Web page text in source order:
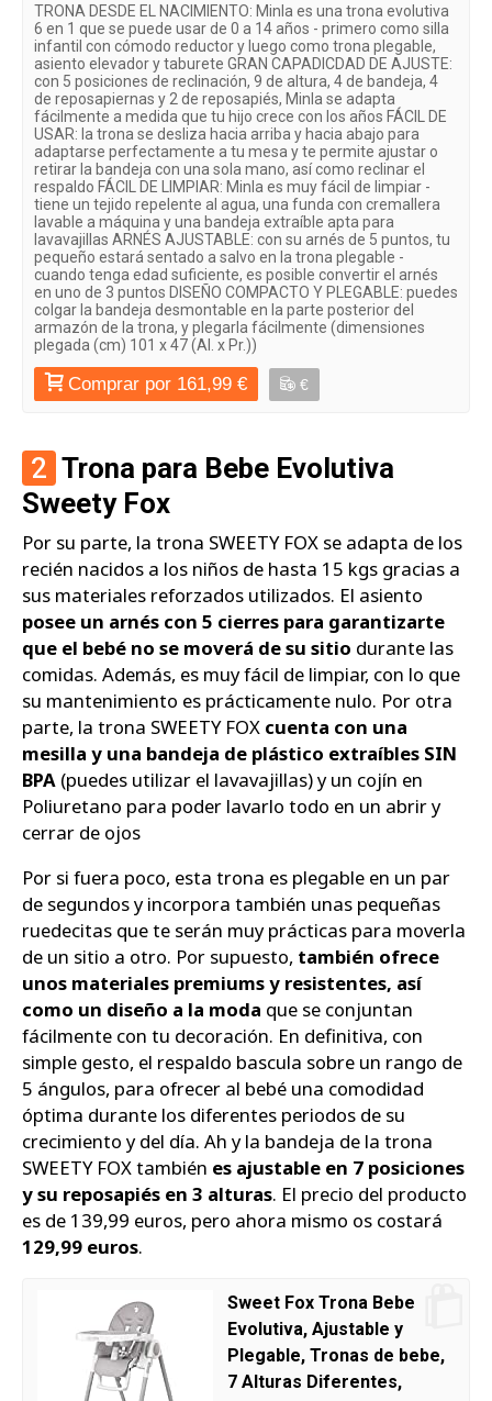
TRONA DESDE EL NACIMIENTO: Minla es una trona evolutiva
6 en 1 que se puede usar de 0 a 14 años - primero como silla
infantil con cómodo reductor y luego como trona plegable,
asiento elevador y taburete GRAN CAPADICDAD DE AJUSTE:
con 5 posiciones de reclinación, 9 de altura, 4 de bandeja, 4
de reposapiernas y 2 de reposapiés, Minla se adapta
fácilmente a medida que tu hijo crece con los años FÁCIL DE
USAR: la trona se desliza hacia arriba y hacia abajo para
adaptarse perfectamente a tu mesa y te permite ajustar o
retirar la bandeja con una sola mano, así como reclinar el
respaldo FÁCIL DE LIMPIAR: Minla es muy fácil de limpiar -
tiene un tejido repelente al agua, una funda con cremallera
lavable a máquina y una bandeja extraíble apta para
lavavajillas ARNÉS AJUSTABLE: con su arnés de 5 puntos, tu
pequeño estará sentado a salvo en la trona plegable -
cuando tenga edad suficiente, es posible convertir el arnés
en uno de 3 puntos DISEÑO COMPACTO Y PLEGABLE: puedes
colgar la bandeja desmontable en la parte posterior del
armazón de la trona, y plegarla fácilmente (dimensiones
plegada (cm) 101 x 47 (Al. x Pr.))
Comprar por 161,99 € €
2 Trona para Bebe Evolutiva
Sweety Fox
Por su parte, la trona SWEETY FOX se adapta de los
recién nacidos a los niños de hasta 15 kgs gracias a
sus materiales reforzados utilizados. El asiento
posee un arnés con 5 cierres para garantizarte
que el bebé no se moverá de su sitio durante las
comidas. Además, es muy fácil de limpiar, con lo que
su mantenimiento es prácticamente nulo. Por otra
parte, la trona SWEETY FOX cuenta con una
mesilla y una bandeja de plástico extraíbles SIN
BPA (puedes utilizar el lavavajillas) y un cojín en
Poliuretano para poder lavarlo todo en un abrir y
cerrar de ojos
Por si fuera poco, esta trona es plegable en un par
de segundos y incorpora también unas pequeñas
ruedecitas que te serán muy prácticas para moverla
de un sitio a otro. Por supuesto, también ofrece
unos materiales premiums y resistentes, así
como un diseño a la moda que se conjuntan
fácilmente con tu decoración. En definitiva, con
simple gesto, el respaldo bascula sobre un rango de
5 ángulos, para ofrecer al bebé una comodidad
óptima durante los diferentes periodos de su
crecimiento y del día. Ah y la bandeja de la trona
SWEETY FOX también es ajustable en 7 posiciones
y su reposapiés en 3 alturas. El precio del producto
es de 139,99 euros, pero ahora mismo os costará
129,99 euros.
Sweet Fox Trona Bebe
Evolutiva, Ajustable y
Plegable, Tronas de bebe,
7 Alturas Diferentes,